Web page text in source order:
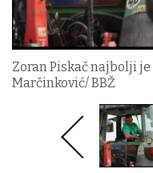
Zoran Piskač najbolji
Marčinković/ BBŽ